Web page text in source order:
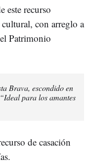
este recurso
con arreglo a
Patrimonio
Brava, escondido en
para los amantes
de casación